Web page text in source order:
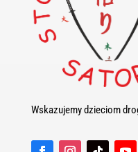
Wskazujemy dzieciom